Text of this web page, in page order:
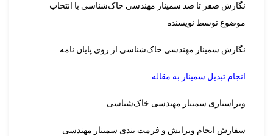
نگارش صفر تا صد سمینار مهندسی خاک‌شناسی با انتخاب
موضوع توسط نویسنده
نگارش سمینار مهندسی خاک‌شناسی از روی پایان نامه
انجام تبدیل سمینار به مقاله
ویراستاری سمینار مهندسی خاک‌شناسی
سفارش انجام ویرایش و فرمت بندی سمینار مهندسی